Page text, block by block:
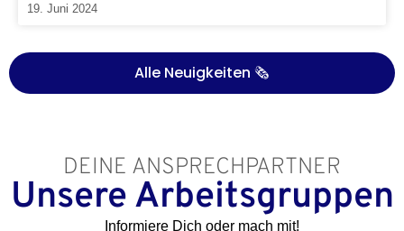
19. Juni 2024
Alle Neuigkeiten 🗞️
DEINE ANSPRECHPARTNER
Unsere Arbeitsgruppen
Informiere Dich oder mach mit!